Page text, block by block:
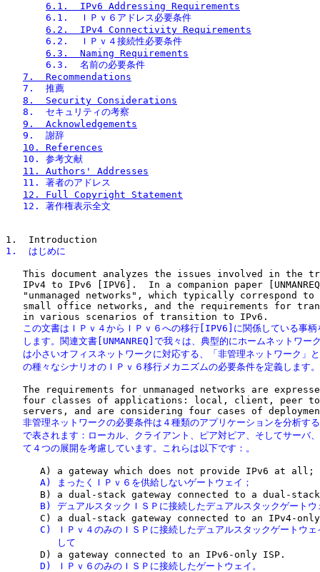
6.1.  IPv6 Addressing Requirements
       6.1.  ＩＰｖ６アドレス必要条件
6.2.  IPv4 Connectivity Requirements
       6.2.  ＩＰｖ４接続性必要条件
6.3.  Naming Requirements
       6.3.  名前の必要条件
7.  Recommendations
   7.  推薦
8.  Security Considerations
   8.  セキュリティの考察
9.  Acknowledgements
   9.  謝辞
10. References
   10. 参考文献
11. Authors' Addresses
   11. 著者のアドレス
12. Full Copyright Statement
   12. 著作権表示全文
1.  はじめに
This document analyzes the issues involved in the
IPv4 to IPv6 [IPV6].  In a companion paper
"unmanaged networks", which typically correspond to
small office networks, and the requirements for
この文書はＩＰｖ４からＩＰｖ６への移行[IPV6]に関係している事柄
します。関連文書[UNMANREQ]で我々は、典型的にホームネットワー
は小さいオフィスネットワークに対応する、「非管理ネットワーク」
   の種々なシナリオのＩＰｖ６移行メカニズムの必要条件を定義します。
The requirements for unmanaged networks are
four classes of applications: local, client, peer
非管理ネットワークの必要条件は４種類のアプリケーションを分析す
で表されます：ローカル、クライアント、ピア対ピア、そしてサーバ
   て４つの展開を考慮しています。これらは以下です：。
      A) まったくＩＰｖ６を供給しないゲートウェイ；
B) デュアルスタックＩＳＰに接続したデュアルスタックゲートウ
C) ＩＰｖ４のみのＩＳＰに接続したデュアルスタックゲートウェ
         して
      D) ＩＰｖ６のみのＩＳＰに接続したゲートウェイ。